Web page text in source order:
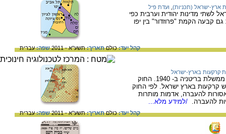
ארץ-ישראל (תכניות) ועדת פיל
מדינות יהודית וערבית כפי
פיל ביולי 1937. התכנית גם קבעה הקמת "פרוזדור" בין יפו
קהל יעד:כולםתאריך:תשע"א - 2011 שפה:עברית
קרקעות בארץ-ישראל
המפה ממחישה את חוק הקרקעות שפרסמה ממשלת בריטניה ב- 1940. החוק
קרקעות בארץ ישראל. לפי החוק
להעברה, אדמות מותרות
להעברה. /למידע מלא...
קהל יעד:כולםתאריך:תשע"א - 2011 שפה:עברית